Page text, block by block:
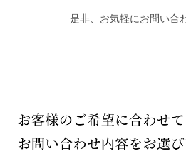
是非、お気軽にお問い合